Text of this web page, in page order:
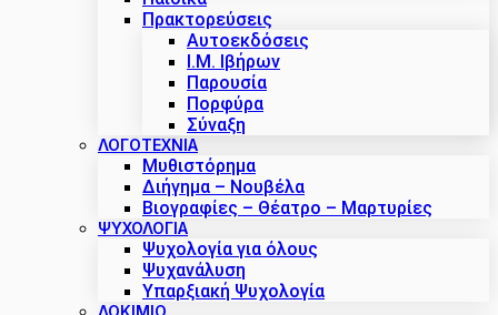
Πρακτoρεύσεις
Αυτοεκδόσεις
Ι.Μ. Ιβήρων
Παρουσία
Πορφύρα
Σύναξη
ΛΟΓΟΤΕΧΝΙΑ
Μυθιστόρημα
Διήγημα – Νουβέλα
Βιογραφίες – Θέατρο – Μαρτυρίες
ΨΥΧΟΛΟΓΙΑ
Ψυχολογία για όλους
Ψυχανάλυση
Υπαρξιακή Ψυχολογία
ΔΟΚΊΜΙΟ